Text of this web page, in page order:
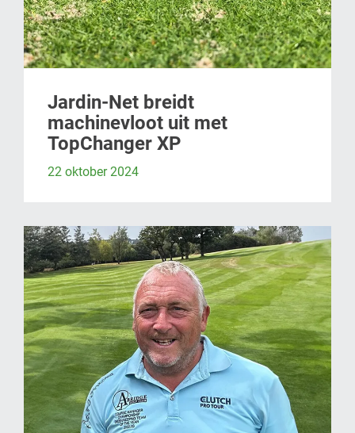
Jardin-Net breidt
machinevloot uit met
TopChanger XP
22 oktober 2024